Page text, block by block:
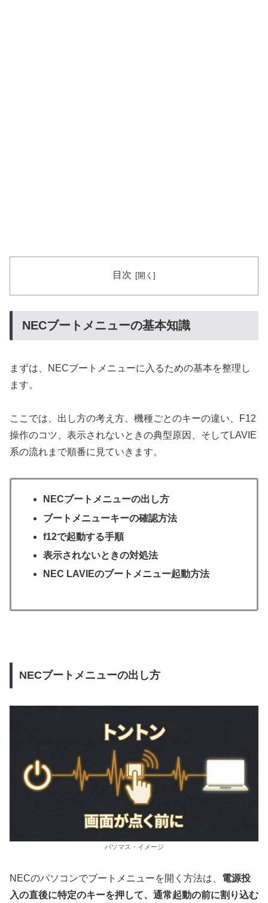
目次
NECブートメニューの基本知識
まずは、NECブートメニューに入るための基本を整理し
ます。
ここでは、出し方の考え方、機種ごとのキーの違い、F12
操作のコツ、表示されないときの典型原因、そしてLAVIE
系の流れまで順番に見ていきます。
NECブートメニューの出し方
ブートメニューキーの確認方法
f12で起動する手順
表示されないときの対処法
NEC LAVIEのブートメニュー起動方法
NECブートメニューの出し方
パソマス・イメージ
NECのパソコンでブートメニューを開く方法は、 電源投
入の直後に特定のキーを押して、通常起動の前に割り込む